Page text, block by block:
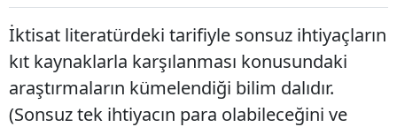
İktisat literatürdeki tarifiyle sonsuz ihtiyaçların
kıt kaynaklarla karşılanması konusundaki
araştırmaların kümelendiği bilim dalıdır.
(Sonsuz tek ihtiyacın para olabileceğini ve